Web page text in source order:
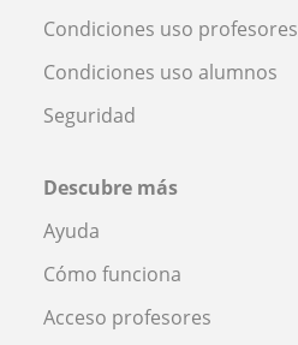
Condiciones uso profesores
Condiciones uso alumnos
Seguridad
Descubre más
Ayuda
Cómo funciona
Acceso profesores